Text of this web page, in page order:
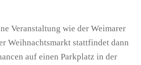
Veranstaltung wie der Weimarer
Weihnachtsmarkt stattfindet dann
auf einen Parkplatz in der